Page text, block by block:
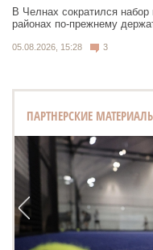
В Челнах сократился
районах по-прежнему
05.08.2026, 15:28 3
ПАРТНЕРСКИЕ